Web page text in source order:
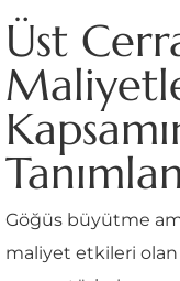
Üst
Göğüs büyütme
maliyet etkileri